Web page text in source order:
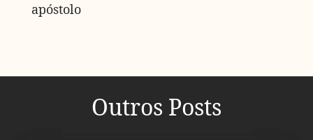
apóstolo
Outros Posts